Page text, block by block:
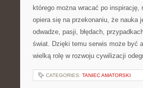
którego można wracać po
opiera się na przekonaniu, że nauka
odwadze, pasji, błędach,
świat. Dzięki temu serwis może być
wielką rolę w rozwoju cywilizacji
CATEGORIES: TANIEC AMATORSKI